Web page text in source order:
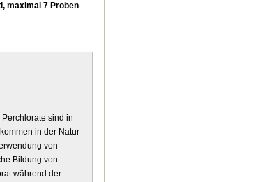
maximal 7 Proben
sind in
in der Natur
von
Bildung von
während der